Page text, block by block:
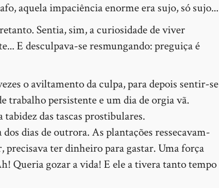
aquela impaciência enorme era sujo, só sujo...
Sentia, sim, a curiosidade de viver
E desculpava-se resmungando: preguiça é
o aviltamento da culpa, para depois sentir-se
trabalho persistente e um dia de orgia vã.
das tascas prostibulares.
dias de outrora. As plantações ressecavam-
precisava ter dinheiro para gastar. Uma força
Queria gozar a vida! E ele a tivera tanto tempo